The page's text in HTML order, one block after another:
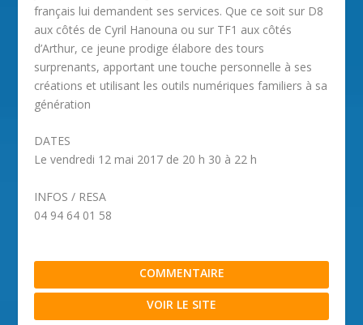
français lui demandent ses services. Que ce soit sur D8
aux côtés de Cyril Hanouna ou sur TF1 aux côtés
d’Arthur, ce jeune prodige élabore des tours
surprenants, apportant une touche personnelle à ses
créations et utilisant les outils numériques familiers à sa
génération
DATES
Le vendredi 12 mai 2017 de 20 h 30 à 22 h
INFOS / RESA
04 94 64 01 58
COMMENTAIRE
VOIR LE SITE